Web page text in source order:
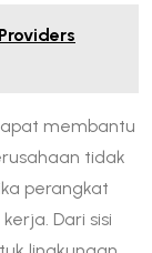
membantu
tidak
perangkat
Dari sisi